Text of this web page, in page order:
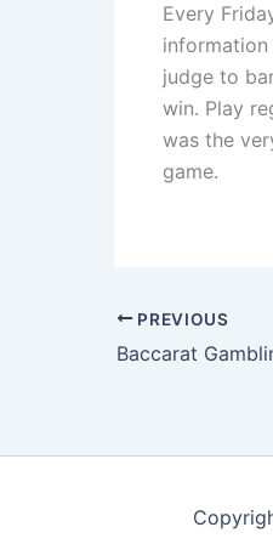
Every
judge to
win. Play
was the
game.
PREVIOUS
Baccarat